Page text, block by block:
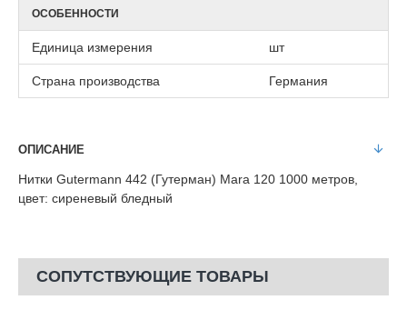
ОСОБЕННОСТИ
Единица измерения шт
Страна производства Германия
ОПИСАНИЕ
Нитки Gutermann 442 (Гутерман) Mara 120 1000 метров,
цвет: сиреневый бледный
СОПУТСТВУЮЩИЕ ТОВАРЫ